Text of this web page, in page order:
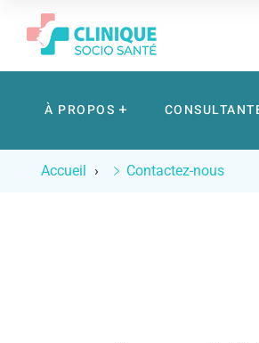
À PROPOS
Accueil Contactez-nous